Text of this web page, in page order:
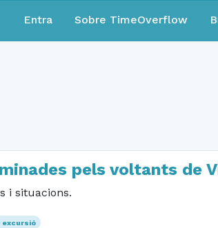
Entra Sobre TimeOverflow
pels voltants de
i situacions.
excursió